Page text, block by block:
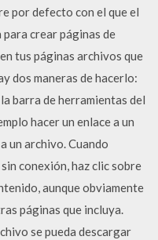
por defecto con el que el
crear páginas de
tus páginas archivos que
dos maneras de hacerlo:
barra de herramientas del
hacer un enlace a un
un archivo. Cuando
conexión, haz clic sobre
aunque obviamente
páginas que incluya.
se pueda descargar